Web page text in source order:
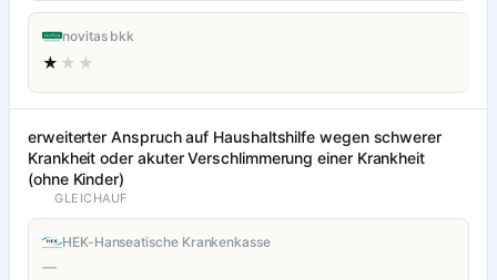
novitas bkk
★ ★★
erweiterter Anspruch auf Haushaltshilfe wegen schwerer
Krankheit oder akuter Verschlimmerung einer Krankheit
(ohne Kinder)
GLEICHAUF
HEK-Hanseatische Krankenkasse
—